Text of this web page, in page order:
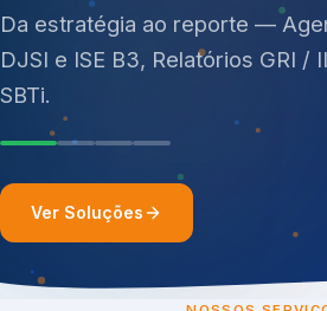
resíduos sólidos (PGRS/
Ver Soluções